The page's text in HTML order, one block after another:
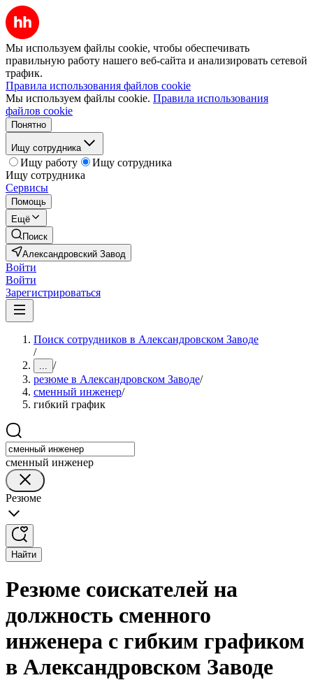
Мы используем файлы cookie, чтобы обеспечивать
правильную работу нашего веб-сайта и анализировать сетевой
трафик.
Правила использования файлов cookie
Мы используем файлы cookie. Правила использования
файлов cookie
Понятно
Ищу сотрудника
Ищу работу
Ищу сотрудника
Ищу сотрудника
Сервисы
Помощь
Ещё
Поиск
Александровский Завод
Войти
Войти
Зарегистрироваться
Поиск сотрудников в Александровском Заводе
/
... /
резюме в Александровском Заводе/
сменный инженер/
гибкий график
сменный инженер
Резюме
Найти
Резюме соискателей на
должность сменного
инженера с гибким графиком
в Александровском Заводе